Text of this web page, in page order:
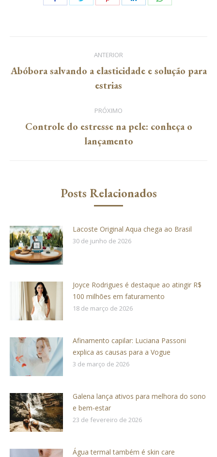
de
ANTERIOR
Post
anterior:
Abóbora salvando a elasticidade e solução para
estrias
PRÓXIMO
Próximo
post:
Controle do estresse na pele: conheça o
lançamento
Posts Relacionados
Lacoste Original Aqua chega ao Brasil
30 de junho de 2026
Joyce Rodrigues é destaque ao atingir R$
100 milhões em faturamento
18 de março de 2026
Afinamento capilar: Luciana Passoni
explica as causas para a Vogue
3 de março de 2026
Galena lança ativos para melhora do sono
e bem-estar
23 de fevereiro de 2026
Água termal também é skin care